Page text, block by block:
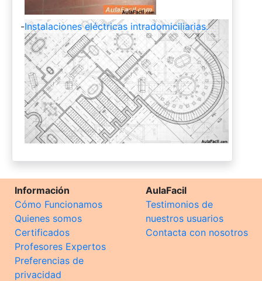
-Instalaciones eléctricas intradomiciliarias.
Información
Cómo Funcionamos
Quienes somos
Certificados
Profesores Expertos
Preferencias de
privacidad
AulaFacil
Testimonios de
nuestros usuarios
Contacta con nosotros